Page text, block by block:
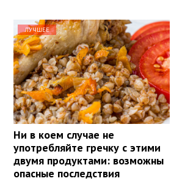
ЛУЧШЕЕ
Ни в коем случае не
употребляйте гречку с этими
двумя продуктами: возможны
опасные последствия